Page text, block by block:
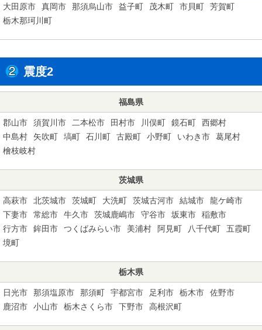
大田原市 真岡市 那須烏山市 益子町 茂木町 市貝町
芳賀町
栃木那珂川町
震度2
福島県
郡山市 須賀川市 二本松市 田村市 川俣町 鏡石町
西郷村
中島村
矢吹町 塙町 石川町 古殿町 小野町 いわき市
葛尾村
檜枝岐村
茨城県
高萩市 北茨城市 茨城町 大洗町 茨城古河市 結城市
龍ケ崎市
下妻市
常総市 牛久市 茨城鹿嶋市 守谷市 坂東市
稲敷市
行方市
鉾田市 つくばみらい市 美浦村 阿見町 八千代町
五霞町
境町
栃木県
日光市 那須塩原市 那須町 宇都宮市 足利市 栃木市
佐野市
鹿沼市
小山市 栃木さくら市 下野市 高根沢町